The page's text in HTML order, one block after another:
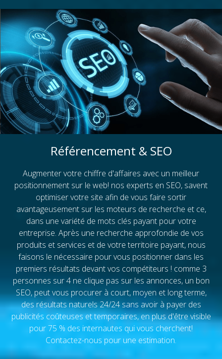
Référencement & SEO
Augmenter votre chiffre d'affaires avec un meilleur
positionnement sur le web! nos experts en SEO, savent
optimiser votre site afin de vous faire sortir
avantageusement sur les moteurs de recherche et ce,
dans une variété de mots clés payant pour votre
entreprise. Après une recherche approfondie de vos
produits et services et de votre territoire payant, nous
faisons le nécessaire pour vous positionner dans les
premiers résultats devant vos compétiteurs ! comme 3
personnes sur 4 ne clique pas sur les annonces, un bon
SEO, peut vous procurer à court, moyen et long terme,
des résultats naturels 24/24 sans avoir à payer des
publicités coûteuses et temporaires, en plus d'être visible
pour 75 % des internautes qui vous cherchent!
Contactez-nous pour une estimation.